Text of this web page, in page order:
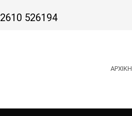
2610 526194
ΑΡΧΙΚΉ